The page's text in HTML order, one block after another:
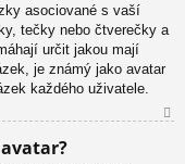
asociované s vaší
tečky nebo čtverečky a
určit jakou mají
je známý jako avatar
každého uživatele.